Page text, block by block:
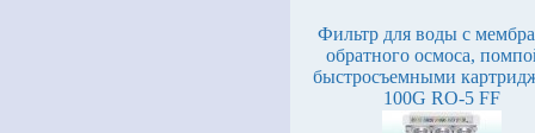
Фильтр для воды с
обратного осмоса,
быстросъемными
100G RO-5 FF